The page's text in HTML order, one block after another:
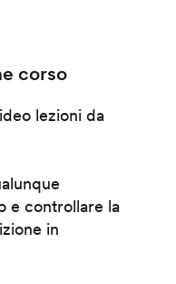
corso
lezioni da
e controllare la
in